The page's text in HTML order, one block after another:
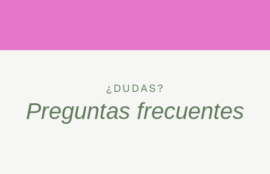
¿DUDAS?
Preguntas frecuentes